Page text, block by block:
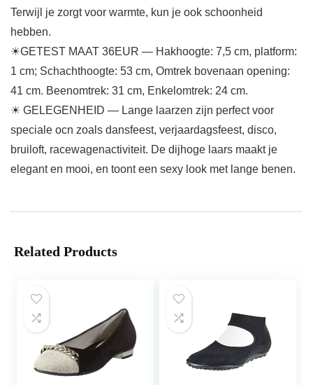
Terwijl je zorgt voor warmte, kun je ook schoonheid
hebben.
☀GETEST MAAT 36EUR — Hakhoogte: 7,5 cm, platform:
1 cm; Schachthoogte: 53 cm, Omtrek bovenaan opening:
41 cm. Beenomtrek: 31 cm, Enkelomtrek: 24 cm.
☀ GELEGENHEID — Lange laarzen zijn perfect voor
speciale ocn zoals dansfeest, verjaardagsfeest, disco,
bruiloft, racewagenactiviteit. De dijhoge laars maakt je
elegant en mooi, en toont een sexy look met lange benen.
Related Products